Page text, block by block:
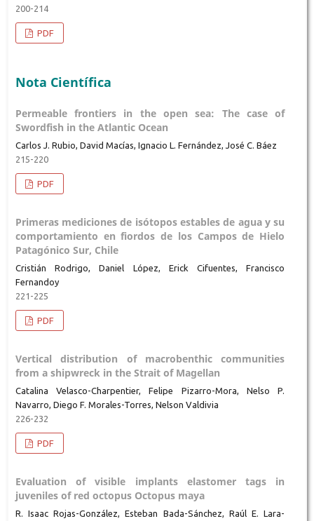
200-214
PDF
Nota Científica
Permeable frontiers in the open sea: The case of
Swordfish in the Atlantic Ocean
Carlos J. Rubio, David Macías, Ignacio L. Fernández, José C. Báez
215-220
PDF
Primeras mediciones de isótopos estables de agua y su
comportamiento en fiordos de los Campos de Hielo
Patagónico Sur, Chile
Cristián Rodrigo, Daniel López, Erick Cifuentes, Francisco
Fernandoy
221-225
PDF
Vertical distribution of macrobenthic communities
from a shipwreck in the Strait of Magellan
Catalina Velasco-Charpentier, Felipe Pizarro-Mora, Nelso P.
Navarro, Diego F. Morales-Torres, Nelson Valdivia
226-232
PDF
Evaluation of visible implants elastomer tags in
juveniles of red octopus Octopus maya
R. Isaac Rojas-González, Esteban Bada-Sánchez, Raúl E. Lara-